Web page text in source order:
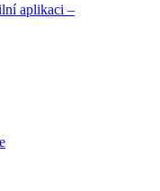
aplikaci –